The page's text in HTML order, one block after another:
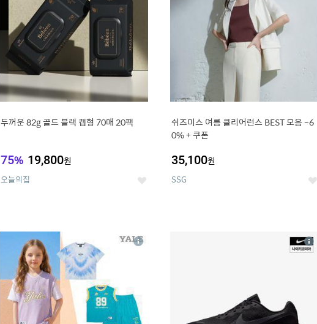
두꺼운 82g 골드 블랙 캡형 70매 20팩
75% 19,800원
오늘의집 좋
쉬즈미스 여름 클리어런스 BEST 모음 ~6
0% + 쿠폰
35,100원
SSG 좋
18
상 상
세